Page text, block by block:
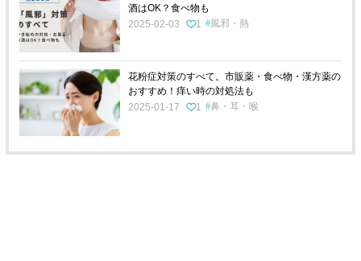
酒はOK？食べ物も
2025-02-03
1 風邪・熱
花粉症対策のすべて。市販薬・食べ物・漢方薬の
おすすめ！痒い時の対処法も
2025-01-17
1 鼻・耳・喉